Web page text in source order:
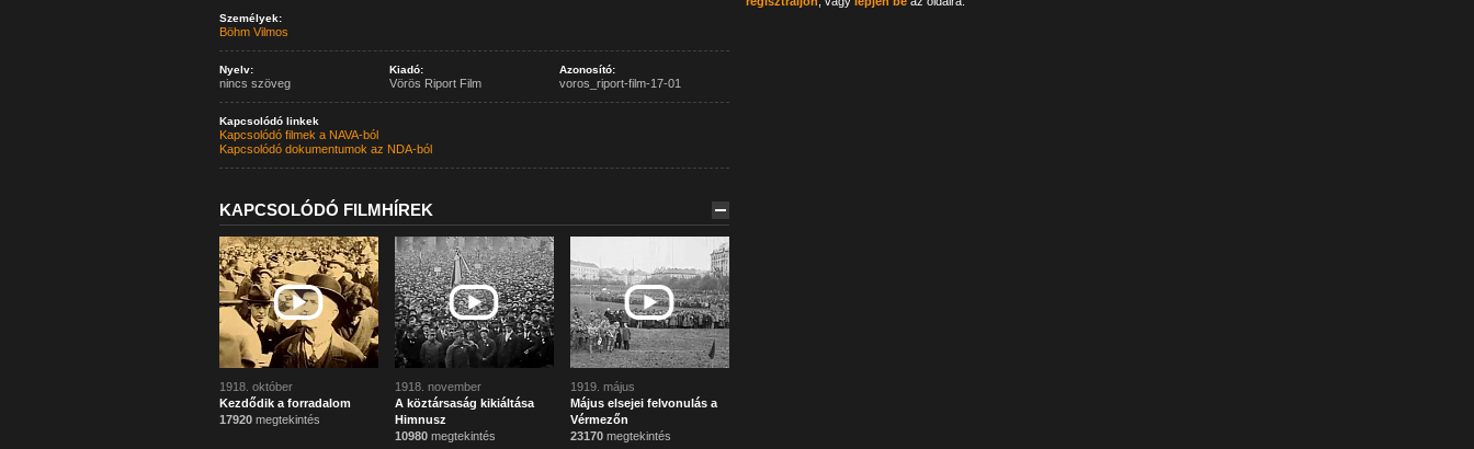
Személyek:
Böhm Vilmos
Nyelv:
nincs szöveg
Kiadó:
Vörös Riport Film
Azonosító:
voros_riport-film-17-01
Kapcsolódó linkek
Kapcsolódó filmek a NAVA-ból
Kapcsolódó dokumentumok az NDA-ból
KAPCSOLÓDÓ FILMHÍREK
1918. október
Kezdődik a forradalom
17920megtekintés
1918. november
A köztársaság kikiáltása
Himnusz
10980megtekintés
1919. május
Május elsejei felvonulás a
Vérmezőn
23170megtekintés